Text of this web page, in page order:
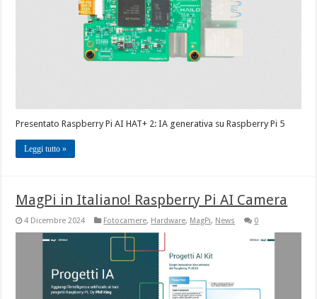
Presentato Raspberry Pi AI HAT+ 2: IA generativa su Raspberry Pi 5
Leggi tutto »
MagPi in Italiano! Raspberry Pi AI Camera
4 Dicembre 2024 Fotocamere, Hardware, MagPi, News 0